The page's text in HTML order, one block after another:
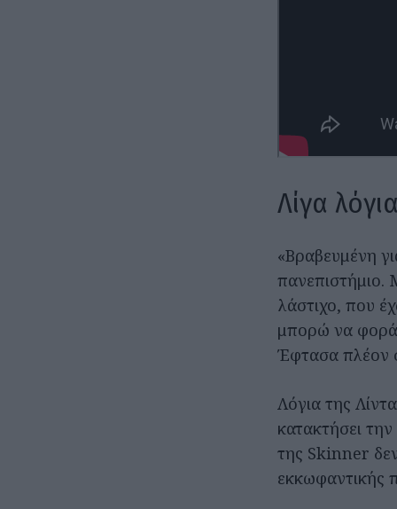
Λίγα
«Βραβευμένη
λάστιχο, που
μπορώ να
Έφτασα πλέον
Λόγια της
κατακτήσει
της Skinner
εκκωφαντικής